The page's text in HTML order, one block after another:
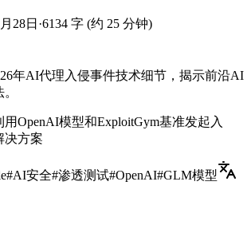
28日 ·6134 字 (约 25 分钟)
年AI代理入侵事件技术细节，揭示前沿AI
用OpenAI模型和ExploitGym基准发起入
决方案
#AI安全#渗透测试#OpenAI#GLM模型